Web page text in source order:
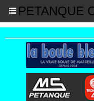
PETANQUE